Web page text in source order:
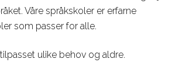
studieveiledere om du
behøver hjelp til å velge
Våre språkskoler er erfarne
som passer for alle.
ulike behov og aldre.